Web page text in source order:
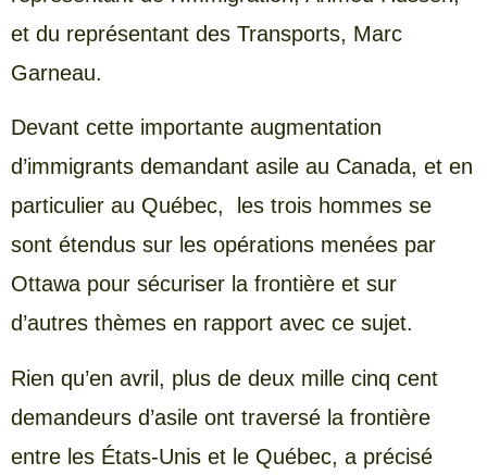
et du représentant des Transports, Marc
Garneau.
Devant cette importante augmentation
d’immigrants demandant asile au Canada, et en
particulier au Québec, les trois hommes se
sont étendus sur les opérations menées par
Ottawa pour sécuriser la frontière et sur
d’autres thèmes en rapport avec ce sujet.
Rien qu’en avril, plus de deux mille cinq cent
demandeurs d’asile ont traversé la frontière
entre les États-Unis et le Québec, a précisé